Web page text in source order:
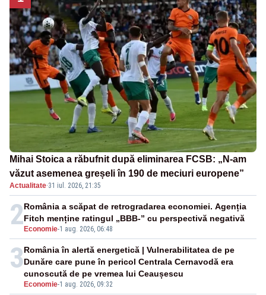
Mihai Stoica a răbufnit după eliminarea FCSB: „N-am
văzut asemenea greșeli în 190 de meciuri europene”
Actualitate·31 iul. 2026, 21:35
2Economie-1 aug. 2026, 06:48
România a scăpat de retrogradarea economiei. Agenția
Fitch menține ratingul „BBB-” cu perspectivă negativă
3
Economie-1 aug. 2026, 09:32
România în alertă energetică | Vulnerabilitatea de pe
Dunăre care pune în pericol Centrala Cernavodă era
cunoscută de pe vremea lui Ceaușescu